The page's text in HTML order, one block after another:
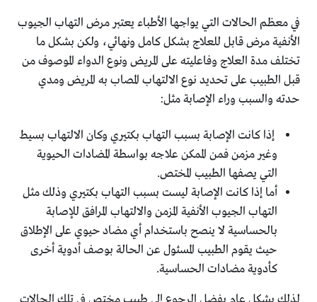
في معظم الحالات التي يواجها الأطباء يعتبر مرض التهاب الجيوب
الأنفية مرض قابل للعلاج بشكل كامل ونهائي، ولكن بشكل ما
تختلف مدة العلاج وفاعليته على المريض ونوع الدواء الموصوف من
قبل الطبيب على تحديد نوع الالتهاب المصاب به المريض ومدي
حدته والسبب وراء الإصابة مثل:
إذا كانت الإصابة بسبب التهاب بكتيري وكان الالتهاب بسيط
وغير مزمن فمن الممكن علاجه بواسطة المضادات الحيوية
التي يصفها الطبيب المختص.
أما إذا كانت الإصابة ليست بسبب التهاب بكتيري وذلك مثل
التهاب الجيوب الأنفية المزمن والالتهاب المرافق للإصابة
بالحساسية لا ينصح باستخدام أي مضاد حيوي على الإطلاق
حيث يقوم الطبيب المسئول عن الحالة بوصف أدوية أخرى
كأدوية مضادات الحساسية.